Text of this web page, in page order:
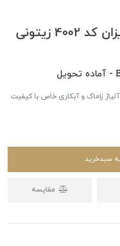
دستگيره دوتكه بهريزان كد 4002 زیتونی
زاماک و آبکاری خاص با کیفیت
سبدخرید
مقایسه